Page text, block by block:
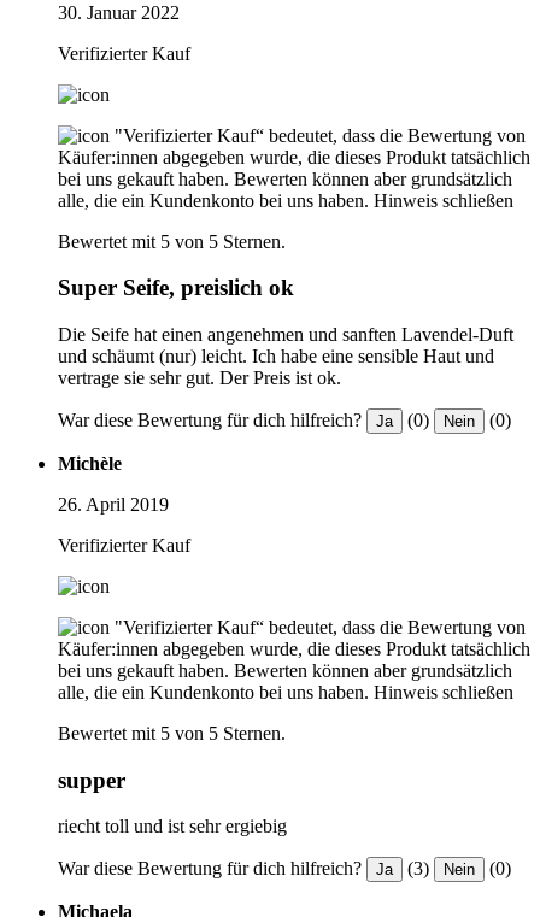
30. Januar 2022
Verifizierter Kauf
"Verifizierter Kauf“ bedeutet, dass die Bewertung von
Käufer:innen abgegeben wurde, die dieses Produkt tatsächlich
bei uns gekauft haben. Bewerten können aber grundsätzlich
alle, die ein Kundenkonto bei uns haben. Hinweis schließen
Bewertet mit 5 von 5 Sternen.
Super Seife, preislich ok
Die Seife hat einen angenehmen und sanften Lavendel-Duft
und schäumt (nur) leicht. Ich habe eine sensible Haut und
vertrage sie sehr gut. Der Preis ist ok.
War diese Bewertung für dich hilfreich? Ja (0) Nein (0)
Michèle
26. April 2019
Verifizierter Kauf
"Verifizierter Kauf“ bedeutet, dass die Bewertung von
Käufer:innen abgegeben wurde, die dieses Produkt tatsächlich
bei uns gekauft haben. Bewerten können aber grundsätzlich
alle, die ein Kundenkonto bei uns haben. Hinweis schließen
Bewertet mit 5 von 5 Sternen.
supper
riecht toll und ist sehr ergiebig
War diese Bewertung für dich hilfreich? Ja (3) Nein (0)
Michaela